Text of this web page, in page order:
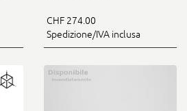
CHF 274.00
Spedizione/IVA inclusa